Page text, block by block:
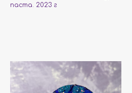
паста. 2023 г